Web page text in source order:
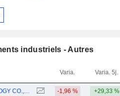
industriels - Autres
Varia. Varia. 5j.
-1,96 % +29,33 %